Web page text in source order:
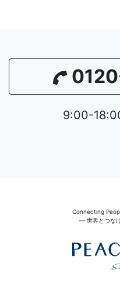
9:00-
Connecting
― 世界とつな